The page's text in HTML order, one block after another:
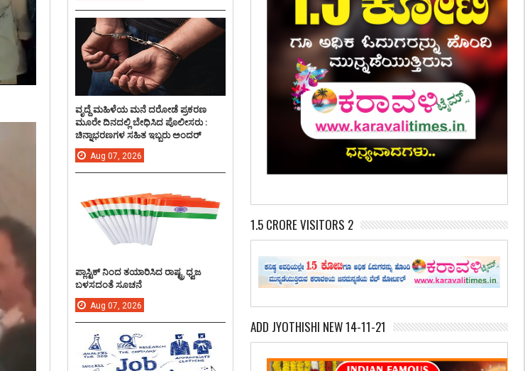
1.5 CRORE VISITORS 2
ADD JYOTHISHI NEW 14-11-21
ವೃದ್ದೆ ಮಹಿಳೆಯ ಮನೆ ದರೋಡೆ ಪ್ರಕರಣ
ಮೂರೇ ದಿನದಲ್ಲಿ ಬೇಧಿಸಿದ ಪೊಲೀಸರು :
ಚಿನ್ನಾಭರಣಗಳ ಸಹಿತ ಇಬ್ಬರು ಅಂದರ್
Aug 07, 2026
ಪ್ಲಾಸ್ಟಿಕ್ ನಿಂದ ತಯಾರಿಸಿದ ರಾಷ್ಟ್ರ ಧ್ವಜ
ಬಳಸದಂತೆ ಸೂಚನೆ
Aug 07, 2026